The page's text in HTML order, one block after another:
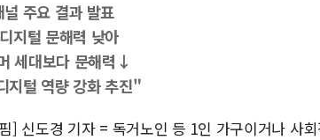
주요 결과 발표
지털 문해력 낮아
세대보다 문해력↓
지털 역량 강화 추진"
] 신도경 기자 = 독거노인 등 1인 가구이거나 사